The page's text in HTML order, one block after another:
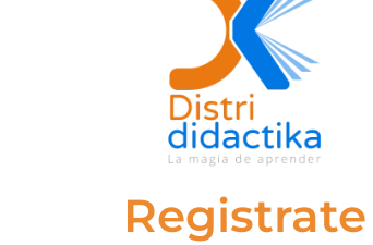
Registrate